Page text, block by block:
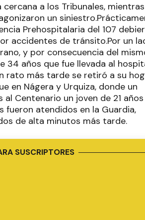
a los Tribunales, mientras
un
Prehospitalaria del 107
accidentes de tránsito.Por un
y por consecuencia del
34 años que fue llevada al
rato más tarde se retiró a su
en Nágera y Urquiza, donde un
Centenario un joven de 21
fueron atendidos en la Guardia,
de alta minutos más tarde.
SUSCRIPTORES